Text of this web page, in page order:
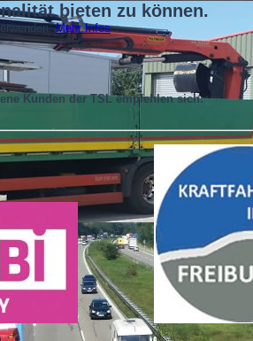
bieten zu können.
Mehr Infos
Kunden der TSL empfehlen sich: